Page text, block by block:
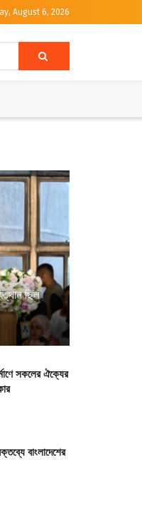
August 6, 2026
ছিল
সকলের ঐক্যের
বাংলাদেশের